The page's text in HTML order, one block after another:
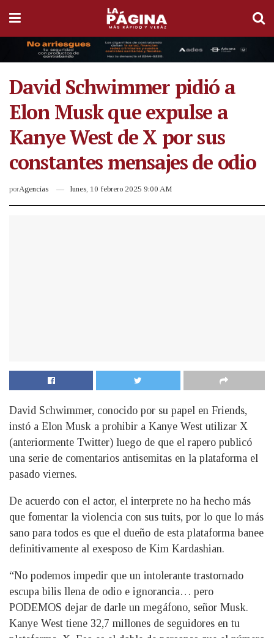
David Schwimmer pidió a
Elon Musk que expulse a
Kanye West de X por sus
constantes mensajes de odio
porAgencias lunes, 10 febrero 2025 9:00 AM
David Schwimmer, conocido por su papel en Friends,
instó a Elon Musk a prohibir a Kanye West utilizar X
(anteriormente Twitter) luego de que el rapero publicó
una serie de comentarios antisemitas en la plataforma el
pasado viernes.
De acuerdo con el actor, el interprete no ha hecho más
que fomentar la violencia con sus tuits, por lo que lo más
sano para todos es que el dueño de esta plataforma banee
definitivamente al exesposo de Kim Kardashian.
“No podemos impedir que un intolerante trastornado
escupa bilis llena de odio e ignorancia… pero
PODEMOS dejar de darle un megáfono, señor Musk.
Kanye West tiene 32,7 millones de seguidores en tu